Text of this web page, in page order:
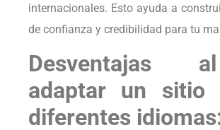
internacionales. Esto ayuda a
de confianza y credibilidad para tu
Desventajas
adaptar un sitio
diferentes